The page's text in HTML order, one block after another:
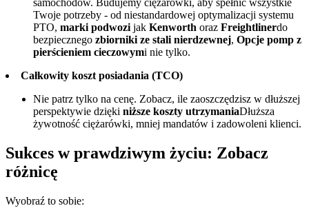
samochodów. Budujemy ciężarówki, aby spełnić wszystkie
Twoje potrzeby - od niestandardowej optymalizacji systemu
PTO, marki podwozi jak Kenworth oraz Freightlinerdo
bezpiecznego zbiorniki ze stali nierdzewnej, Opcje pomp z
pierścieniem cieczowymi nie tylko.
Całkowity koszt posiadania (TCO)
Nie patrz tylko na cenę. Zobacz, ile zaoszczędzisz w dłuższej
perspektywie dzięki niższe koszty utrzymaniaDłuższa
żywotność ciężarówki, mniej mandatów i zadowoleni klienci.
Sukces w prawdziwym życiu: Zobacz
różnicę
Wyobraź to sobie: